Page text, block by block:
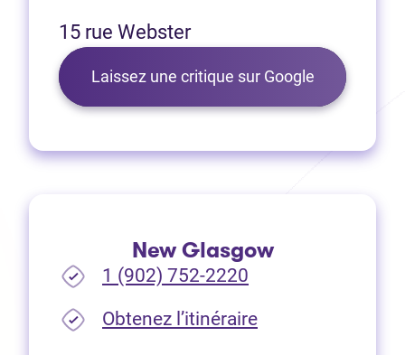
15 rue Webster
Laissez une critique sur Google(Ouvre
New Glasgow
1 (902) 752-2220
Obtenez l’itinéraire(Ouvre dans un